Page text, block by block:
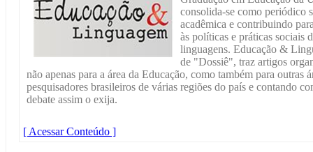
consolida-se como periódico
acadêmica e contribuindo
às políticas e práticas sociais
linguagens. Educação &
de "Dossiê", traz artigos
não apenas para a área da Educação, como também para outras
pesquisadores brasileiros de várias regiões do país e contando
debate assim o exija.
[ Acessar Conteúdo ]